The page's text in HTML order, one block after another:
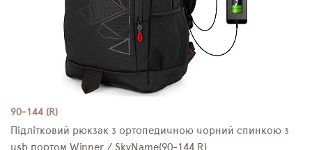
90-144 (R)
Підлітковий рюкзак з ортопедичною чорний спинкою з
usb портом Winner / SkyName(90-144 R)